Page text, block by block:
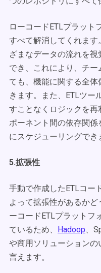
ローコードETLプラット
すべて解消してくれます
ざまなデータの流れを
でき、これにより、チー
ても、機能に関する全
きます。また、ETLツー
すことなくロジックを
ポーネント間の依存関
にスケジューリングでき
5.拡張性
手動で作成したETLコー
よって拡張性があるか
ーコードETLプラットフ
ているため、 Hadoop、
や商用ソリューション
言えます。